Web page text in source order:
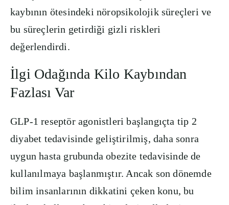
kaybının ötesindeki nöropsikolojik süreçleri ve
bu süreçlerin getirdiği gizli riskleri
değerlendirdi.
İlgi Odağında Kilo Kaybından
Fazlası Var
GLP-1 reseptör agonistleri başlangıçta tip 2
diyabet tedavisinde geliştirilmiş, daha sonra
uygun hasta grubunda obezite tedavisinde de
kullanılmaya başlanmıştır. Ancak son dönemde
bilim insanlarının dikkatini çeken konu, bu